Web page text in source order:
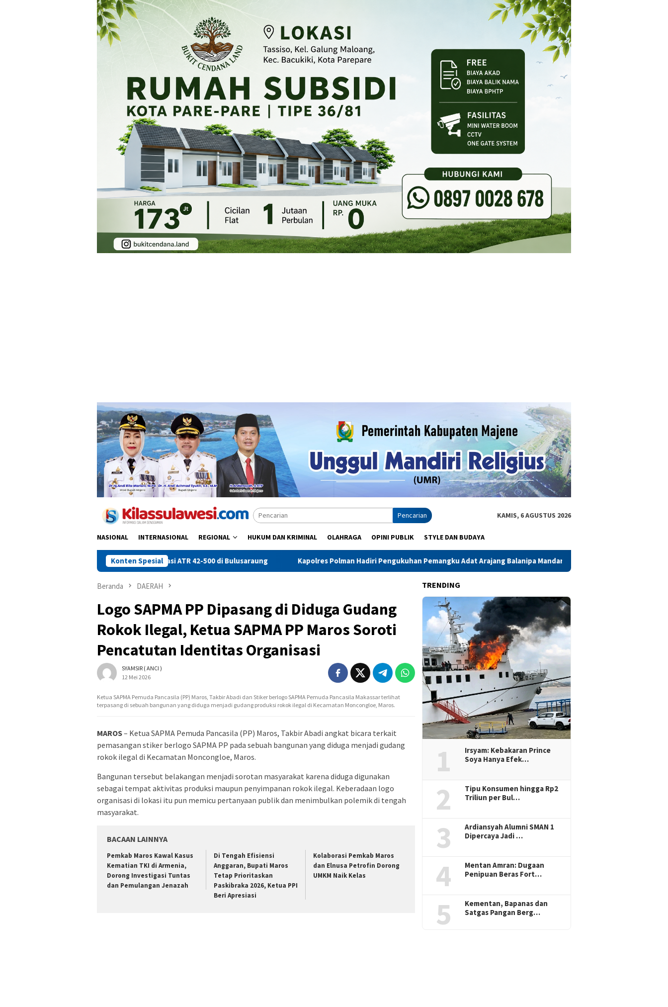
Pencarian KAMIS, 6 AGUSTUS 2026
NASIONAL INTERNASIONAL REGIONAL HUKUM DAN KRIMINAL OLAHRAGA OPINI PUBLIK STYLE DAN BUDAYA
Konten Spesial
Apresiasi Misi Evaluasi ATR 42-500 di Bulusaraung Kapolres Polman Hadiri Pengukuhan Pemangku Adat Arajang Balanipa Mandar, Perkuat Sinergi Pelestarian Budaya
Beranda DAERAH
Logo SAPMA PP Dipasang di Diduga Gudang
Rokok Ilegal, Ketua SAPMA PP Maros Soroti
Pencatutan Identitas Organisasi
SYAMSIR ( ANCI )
12 Mei 2026
Ketua SAPMA Pemuda Pancasila (PP) Maros, Takbir Abadi dan Stiker berlogo SAPMA Pemuda Pancasila Makassar terlihat
terpasang di sebuah bangunan yang diduga menjadi gudang produksi rokok ilegal di Kecamatan Moncongloe, Maros.
MAROS– Ketua SAPMA Pemuda Pancasila (PP) Maros, Takbir Abadi angkat bicara terkait
pemasangan stiker berlogo SAPMA PP pada sebuah bangunan yang diduga menjadi gudang
rokok ilegal di Kecamatan Moncongloe, Maros.
Bangunan tersebut belakangan menjadi sorotan masyarakat karena diduga digunakan
sebagai tempat aktivitas produksi maupun penyimpanan rokok ilegal. Keberadaan logo
organisasi di lokasi itu pun memicu pertanyaan publik dan menimbulkan polemik di tengah
masyarakat.
BACAAN LAINNYA
Pemkab Maros Kawal Kasus
Kematian TKI di Armenia,
Dorong Investigasi Tuntas
dan Pemulangan Jenazah
Di Tengah Efisiensi
Anggaran, Bupati Maros
Tetap Prioritaskan
Paskibraka 2026, Ketua PPI
Beri Apresiasi
Kolaborasi Pemkab Maros
dan Elnusa Petrofin Dorong
UMKM Naik Kelas
TRENDING
1
Irsyam: Kebakaran Prince
Soya Hanya Efek…
2
Tipu Konsumen hingga Rp2
Triliun per Bul…
3
Ardiansyah Alumni SMAN 1
Dipercaya Jadi …
4
Mentan Amran: Dugaan
Penipuan Beras Fort…
5
Kementan, Bapanas dan
Satgas Pangan Berg…